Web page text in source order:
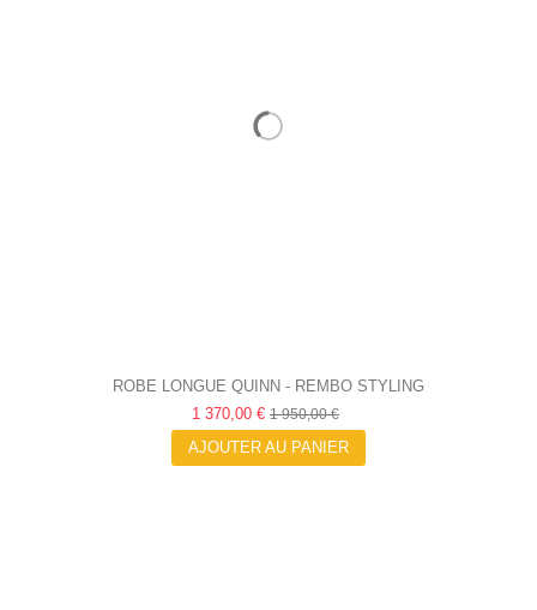
ROBE LONGUE QUINN - REMBO STYLING
1 370,00 € 1 950,00 €
AJOUTER AU PANIER